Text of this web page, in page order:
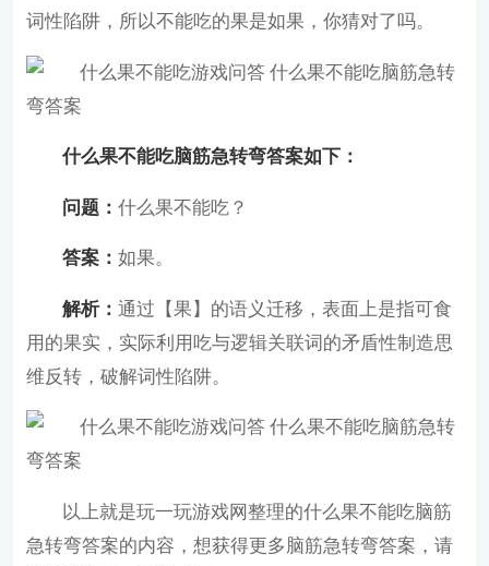
词性陷阱，所以不能吃的果是如果，你猜对了吗。
什么果不能吃​​​​​​​​​​​​​​脑筋急转弯答案​​​​​​​如下：
问题：什么果不能吃？
答案：如果。
解析：通过【果】的语义迁移，表面上是指可食
用的果实，实际利用吃与逻辑关联词的矛盾性制造思
维反转，破解词性陷阱。
以上就是玩一玩游戏网整理的什么果不能吃脑筋
急转弯答案的内容，想获得更多脑筋急转弯答案，请